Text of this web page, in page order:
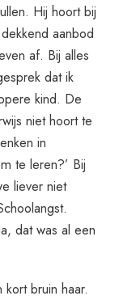
Hij hoort bij
aanbod
af. Bij alles
dat ik
kind. De
niet hoort te
in
te leren?’ Bij
liever niet
dat was al een
bruin haar.